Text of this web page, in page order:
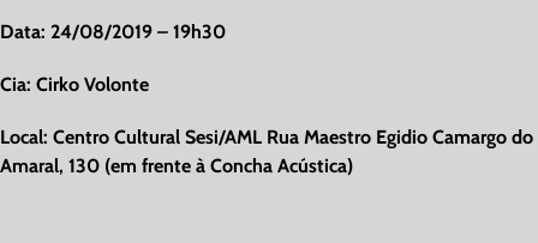
Data: 24/08/2019 – 19h30
Cia: Cirko Volonte
Local: Centro Cultural Sesi/AML Rua Maestro Egidio Camargo do
Amaral, 130 (em frente à Concha Acústica)